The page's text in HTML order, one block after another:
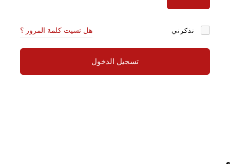
تذكرني هل نسيت كلمة المرور ؟
تسجيل الدخول